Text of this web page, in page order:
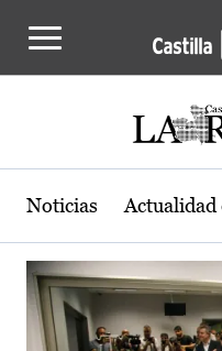
Actualidad de
Noticias Actualidad